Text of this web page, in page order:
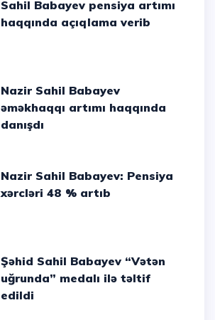
Sahil Babayev pensiya artımı
haqqında açıqlama verib
Nazir Sahil Babayev
əməkhaqqı artımı haqqında
danışdı
Nazir Sahil Babayev: Pensiya
xərcləri 48 % artıb
Şəhid Sahil Babayev “Vətən
uğrunda” medalı ilə təltif
edildi